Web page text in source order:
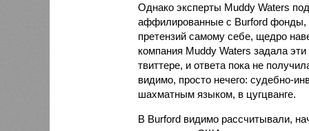
Однако эксперты Muddy Waters
аффилированные с Burford фонды,
претензий самому себе, щедро
компания Muddy Waters задала
твиттере, и ответа пока не
видимо, просто нечего: судебно-
шахматным языком, в цугцванге.
В Burford видимо рассчитывали,